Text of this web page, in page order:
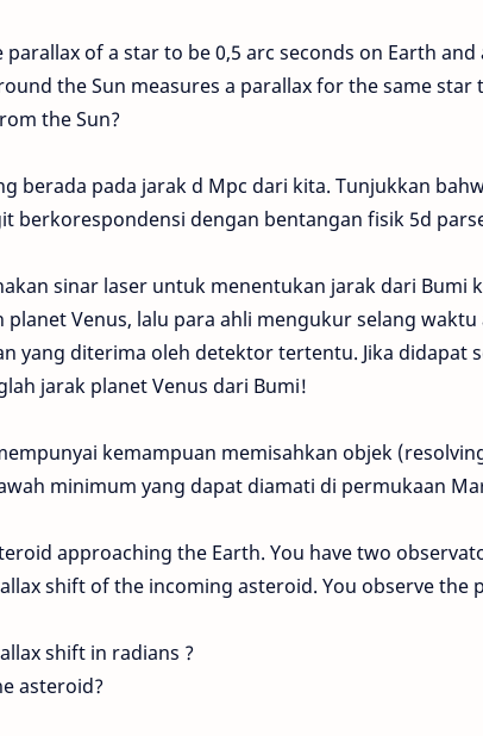
of a star to be 0,5 arc seconds on Earth
the Sun measures a parallax for the same star
the Sun?
berada pada jarak d Mpc dari kita. Tunjukkan
berkorespondensi dengan bentangan fisik 5d
sinar laser untuk menentukan jarak dari Bumi
planet Venus, lalu para ahli mengukur selang
yang diterima oleh detektor tertentu. Jika didapat
jarak planet Venus dari Bumi!
kemampuan memisahkan objek
minimum yang dapat diamati di permukaan
approaching the Earth. You have two
shift of the incoming asteroid. You observe the
shift in radians ?
asteroid?